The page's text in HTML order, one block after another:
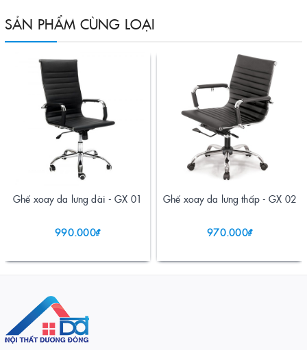
SẢN PHẨM CÙNG LOẠI
Ghế xoay da lưng dài - GX 01
990.000₫
Ghế xoay da lưng thấp - GX 02
970.000₫